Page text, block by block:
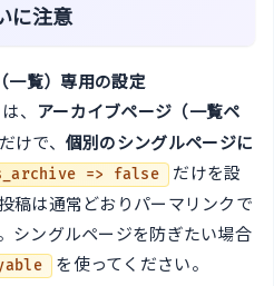
に注意
一覧）専用の設定
は、 アーカイブページ（一覧ペ
けで、 個別のシングルページに
=> false
だけを設
稿は通常どおりパーマリンクで
シングルページを防ぎたい場合
を使ってください。